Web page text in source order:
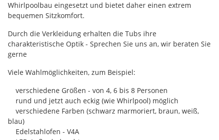
Whirlpoolbau eingesetzt und bietet daher einen extrem
bequemen Sitzkomfort.
Durch die Verkleidung erhalten die Tubs ihre
charakteristische Optik - Sprechen Sie uns an, wir beraten Sie
gerne
Viele Wahlmöglichkeiten, zum Beispiel:
verschiedene Größen - von 4, 6 bis 8 Personen
rund und jetzt auch eckig (wie Whirlpool) möglich
verschiedene Farben (schwarz marmoriert, braun, weiß,
blau)
Edelstahlofen - V4A